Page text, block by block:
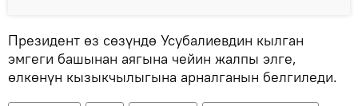
Президент өз сөзүндө Усубалиевдин кылган
эмгеги башынан аягына чейин жалпы элге,
өлкөнүн кызыкчылыгына арналганын белгиледи.